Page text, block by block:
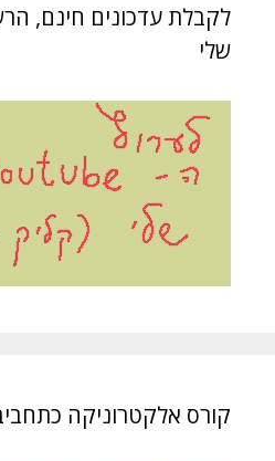
לקבלת עדכונים חינם,
שלי
קורס אלקטרוניקה